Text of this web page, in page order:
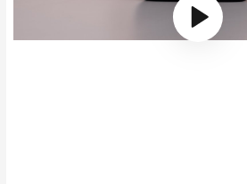
Play video